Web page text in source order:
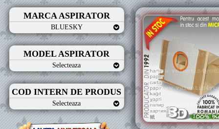
MARCA ASPIRATOR
BLUESKY
MODEL ASPIRATOR
Selecteaza
COD INTERN DE PRODUS
Selecteaza